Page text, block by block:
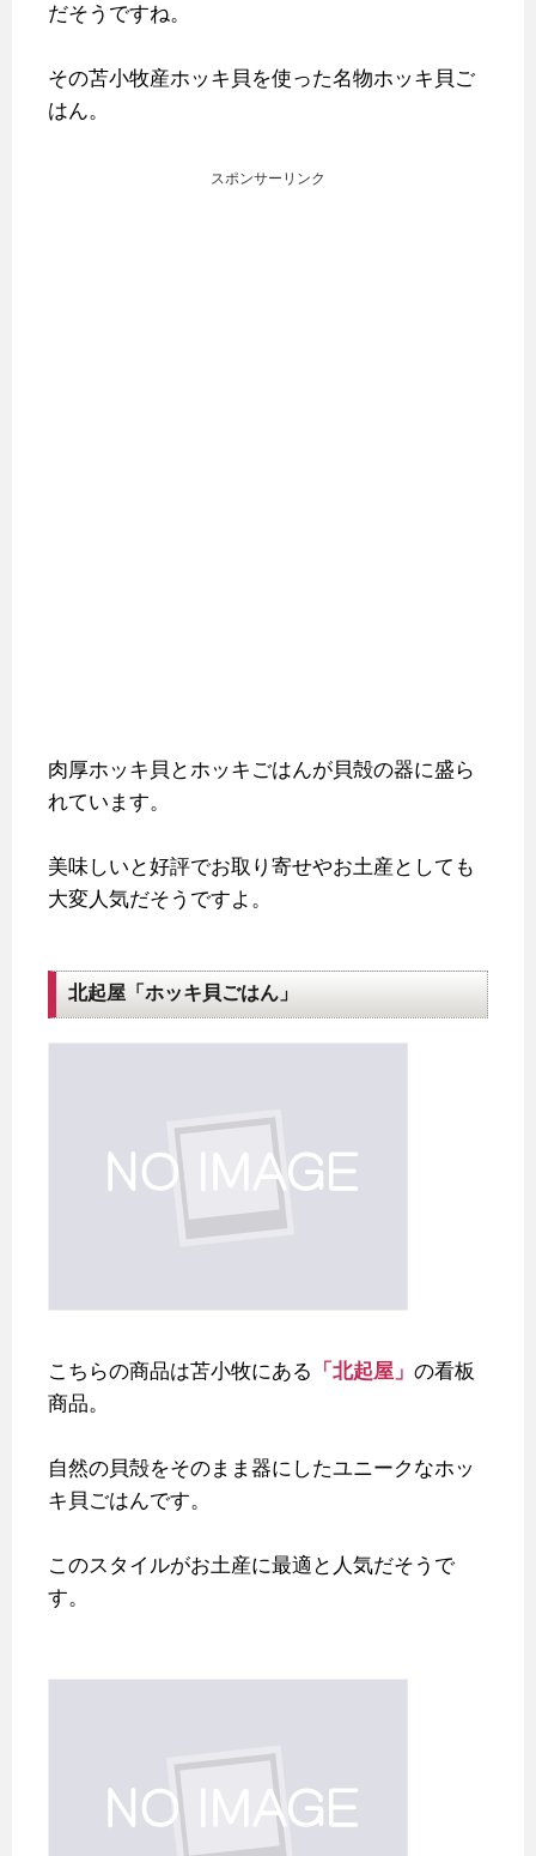
だそうですね。
その苫小牧産ホッキ貝を使った名物ホッキ貝ご
はん。
スポンサーリンク
肉厚ホッキ貝とホッキごはんが貝殻の器に盛ら
れています。
美味しいと好評でお取り寄せやお土産としても
大変人気だそうですよ。
北起屋「ホッキ貝ごはん」
こちらの商品は苫小牧にある 「北起屋」 の看板
商品。
自然の貝殻をそのまま器にしたユニークなホッ
キ貝ごはんです。
このスタイルがお土産に最適と人気だそうで
す。